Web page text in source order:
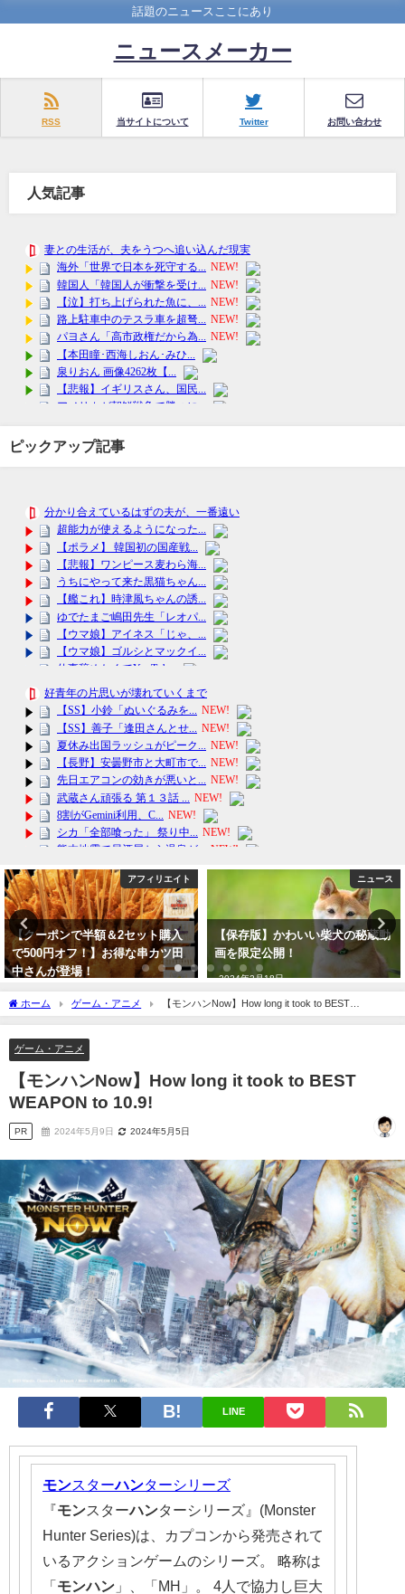
話題のニュースここにあり
ニュースメーカー
RSS 当サイトについて Twitter お問い合わせ
人気記事
ピックアップ記事
ニュース
【保存版】かわいい柴犬の秘蔵動
画を限定公開！
2024年2月18日
芸能・エンタ
【ＴＶ放映】タカラジェンヌ有愛
きいさん出演の舞台が放映されま
す！もちろん天彩峰里さんも一緒
です。
ホーム ゲーム・アニメ
【モンハンNow】How long it took to BEST
WEAPON to 10.9!
ゲーム・アニメ
【モンハンNow】How long it took to BEST
WEAPON to 10.9!
PR 2024年5月9日 2024年5月5日
LINE
モンスターハンターシリーズ
『モンスターハンターシリーズ』(Monster
Hunter Series)は、カプコンから発売されて
いるアクションゲームのシリーズ。 略称は
「 モンハン 」、「MH」。 4人で協力し巨大